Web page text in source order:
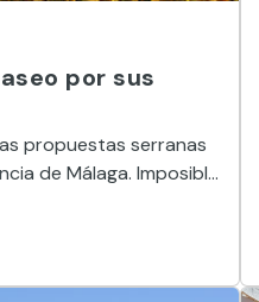
por sus
propuestas serranas
de Málaga. Imposible
blancos y